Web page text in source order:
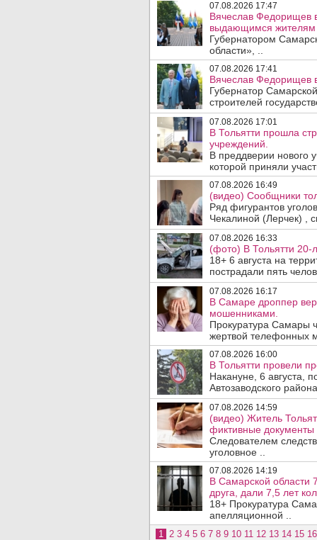
07.08.2026 17:47
Вячеслав Федорищев
выдающимся жителям
Губернатором
области», ..
07.08.2026 17:41
Вячеслав Федорищев
Губернатор
строителей
07.08.2026 17:01
В Тольятти прошла
учреждений.
В преддверии нового
которой приняли
07.08.2026 16:49
(видео) Сообщники
Ряд фигурантов
Чекалиной (Лерчек) ,
07.08.2026 16:33
(фото) В Тольятти 20-
18+ 6 августа на
пострадали пять
07.08.2026 16:17
В Самаре дроппер
мошенниками.
Прокуратура Самары
жертвой телефонных
07.08.2026 16:00
В Тольятти провели
Накануне, 6 августа,
Автозаводского
07.08.2026 14:59
(видео) Житель
фиктивные документы
Следователем
уголовное ..
07.08.2026 14:19
В Самарской области
друга, дали 7,5 лет
18+ Прокуратура
апелляционной ..
1 2 3 4 5 6 7 8 9 10 11 12 13 14 15 16